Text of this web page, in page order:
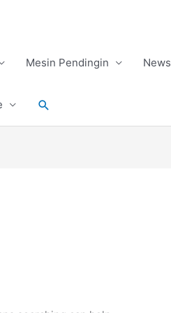
Mesin Pendingin News
Search